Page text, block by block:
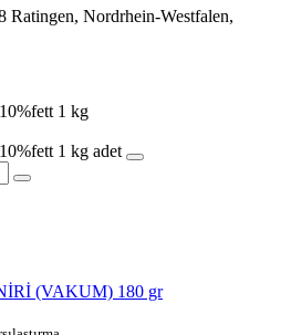
Ratingen, Nordrhein-Westfalen,
1 kg
1 kg adet